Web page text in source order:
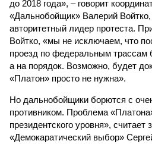
до 2018 года», – говорит
«Дальнобойщик» Валерий
авторитетный лидер протеста.
Войтко, «мы не исключаем, что
проезд по федеральным трассам
а на порядок. Возможно, будет
«Платон» просто не нужна».
Но дальнобойщики борются с
противником. Проблема
президентского уровня»,
«Демокаратический выбор»